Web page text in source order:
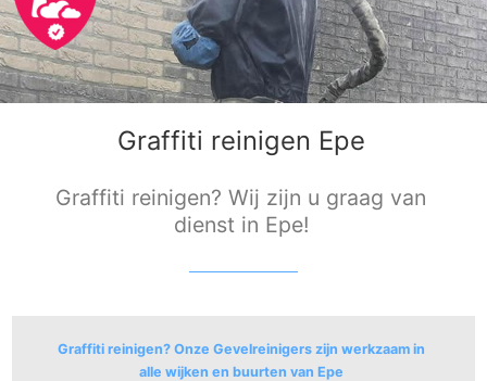
Graffiti reinigen Epe
Graffiti reinigen? Wij zijn u graag van
dienst in Epe!
Graffiti reinigen? Onze Gevelreinigers zijn werkzaam in
alle wijken en buurten van Epe